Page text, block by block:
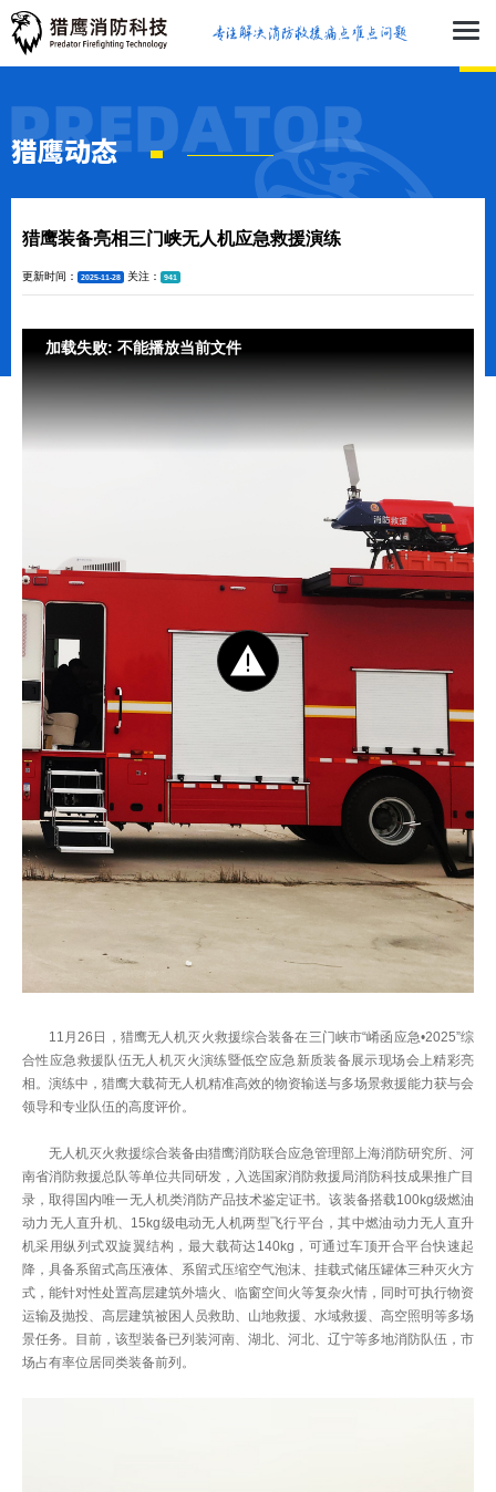
猎鹰动态
猎鹰装备亮相三门峡无人机应急救援演练
更新时间： 2025-11-28 关注： 941
加载失败: 不能播放当前文件
11月26日，猎鹰无人机灭火救援综合装备在三门峡市“崤函应急•2025”综
合性应急救援队伍无人机灭火演练暨低空应急新质装备展示现场会上精彩亮
相。演练中，猎鹰大载荷无人机精准高效的物资输送与多场景救援能力获与会
领导和专业队伍的高度评价。
无人机灭火救援综合装备由猎鹰消防联合应急管理部上海消防研究所、河
南省消防救援总队等单位共同研发，入选国家消防救援局消防科技成果推广目
录，取得国内唯一无人机类消防产品技术鉴定证书。该装备搭载100kg级燃油
动力无人直升机、15kg级电动无人机两型飞行平台，其中燃油动力无人直升
机采用纵列式双旋翼结构，最大载荷达140kg，可通过车顶开合平台快速起
降，具备系留式高压液体、系留式压缩空气泡沫、挂载式储压罐体三种灭火方
式，能针对性处置高层建筑外墙火、临窗空间火等复杂火情，同时可执行物资
运输及抛投、高层建筑被困人员救助、山地救援、水域救援、高空照明等多场
景任务。目前，该型装备已列装河南、湖北、河北、辽宁等多地消防队伍，市
场占有率位居同类装备前列。